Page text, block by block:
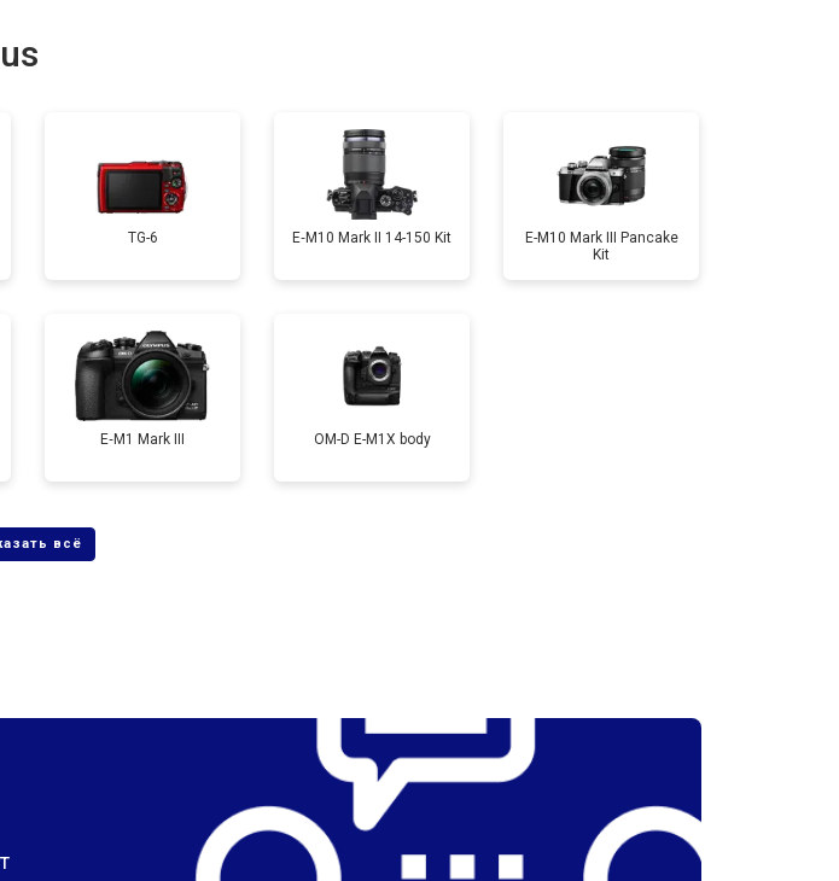
от 120 мин от 4300 ₽ Заказать
Заказать
от 90 мин от 3100 ₽
TG-6 E‑M10 Mark II 14-150 Kit
E-M10 Mark III Pancake
Kit
E‑M1 Mark III OM-D E-M1X body